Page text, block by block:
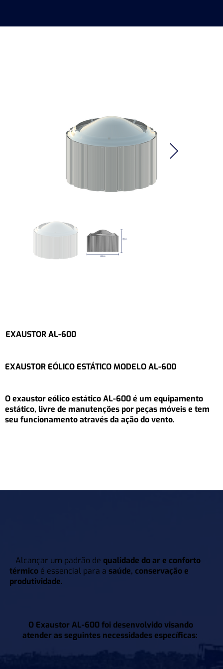
EXAUSTOR AL-600
EXAUSTOR EÓLICO ESTÁTICO MODELO AL-600
O exaustor eólico estático AL-600 é um equipamento
estático, livre de manutenções por peças móveis e tem
seu funcionamento através da ação do vento.
Alcançar um padrão de qualidade do ar e conforto
térmico é essencial para a saúde, conservação e
produtividade.
O Exaustor AL-600 foi desenvolvido visando
atender as seguintes necessidades específicas: